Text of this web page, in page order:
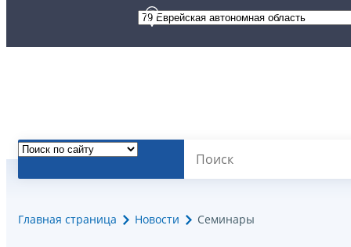
Главная страница Новости Семинары